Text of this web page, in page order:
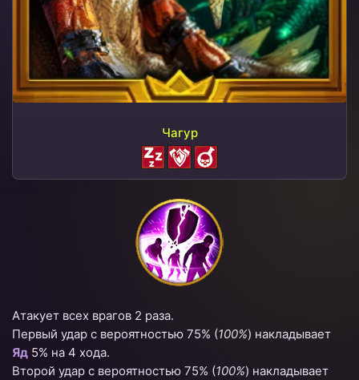
Чагур
Атакует всех врагов 2 раза.
Первый удар с вероятностью 75% (100%) накладывает
Яд 5% на 4 хода.
Второй удар с вероятностью 75% (100%) накладывает